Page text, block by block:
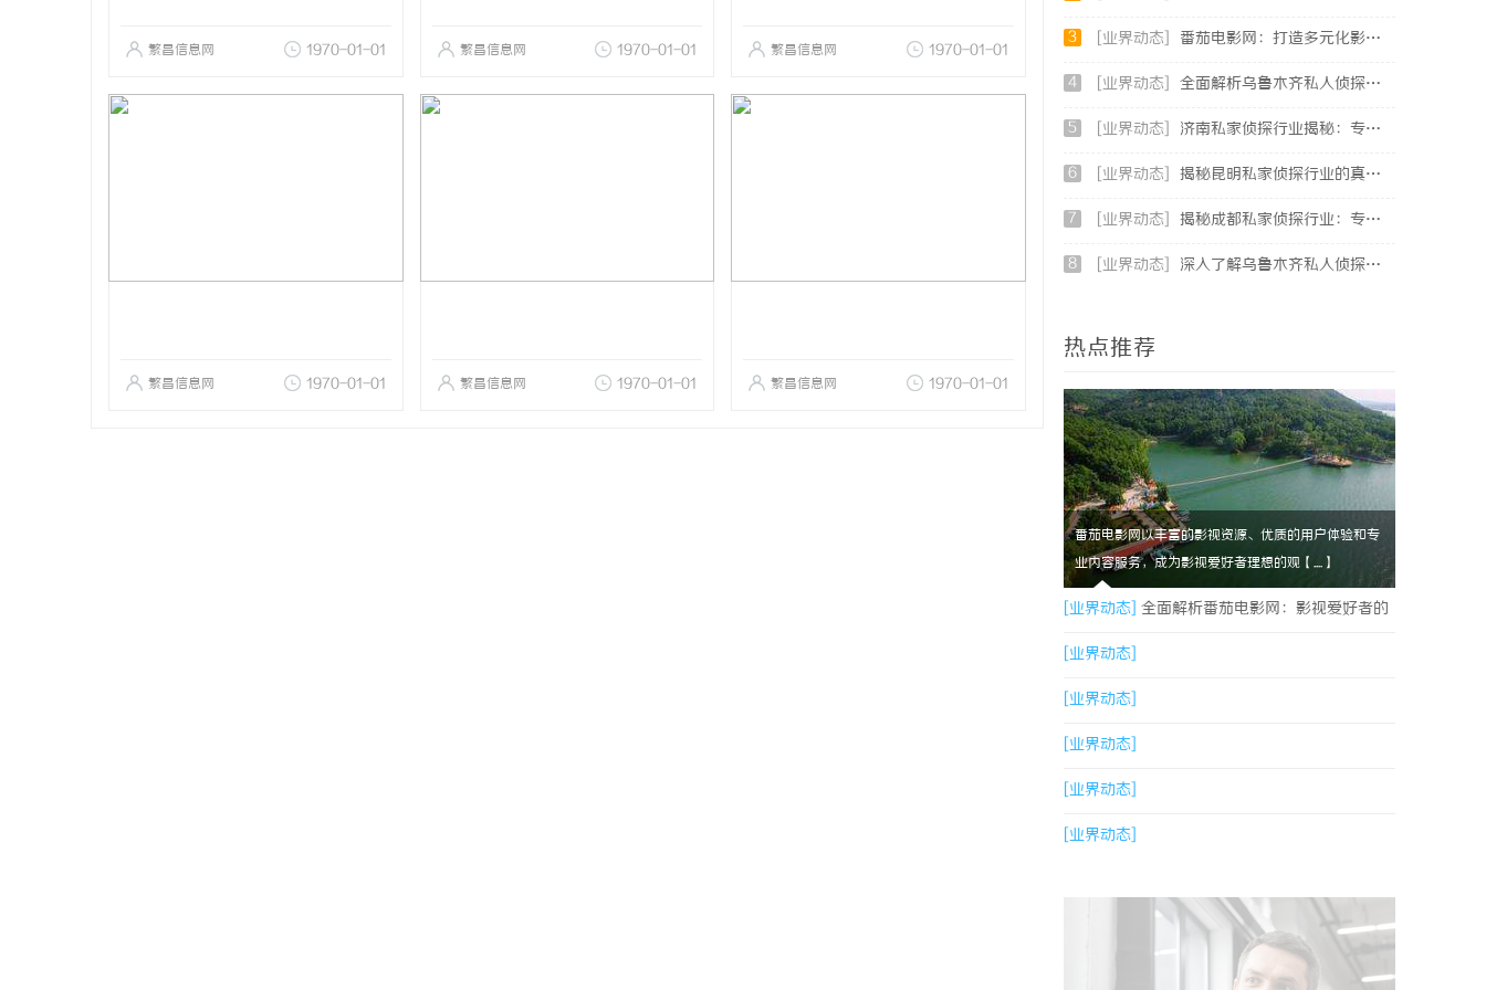
繁昌信息网 1970-01-01 繁昌信息网 1970-01-01 繁昌信息网 1970-01-01
繁昌信息网 1970-01-01 繁昌信息网 1970-01-01 繁昌信息网 1970-01-01
3 [业界动态] 番茄电影网：打造多元化影视资源平台的新时代先锋
4 [业界动态] 全面解析乌鲁木齐私人侦探服务的优势与应用
5 [业界动态] 济南私家侦探行业揭秘：专业服务与案件解析全方位指南
6 [业界动态] 揭秘昆明私家侦探行业的真实面貌与服务价值
7 [业界动态] 揭秘成都私家侦探行业：专业服务与法律边界解析
8 [业界动态] 深入了解乌鲁木齐私人侦探行业的现状与发展趋势
热点推荐
番茄电影网以丰富的影视资源、优质的用户体验和专
业内容服务，成为影视爱好者理想的观【....】
[业界动态] 全面解析番茄电影网：影视爱好者的
理想观影平台
[业界动态]
[业界动态]
[业界动态]
[业界动态]
[业界动态]